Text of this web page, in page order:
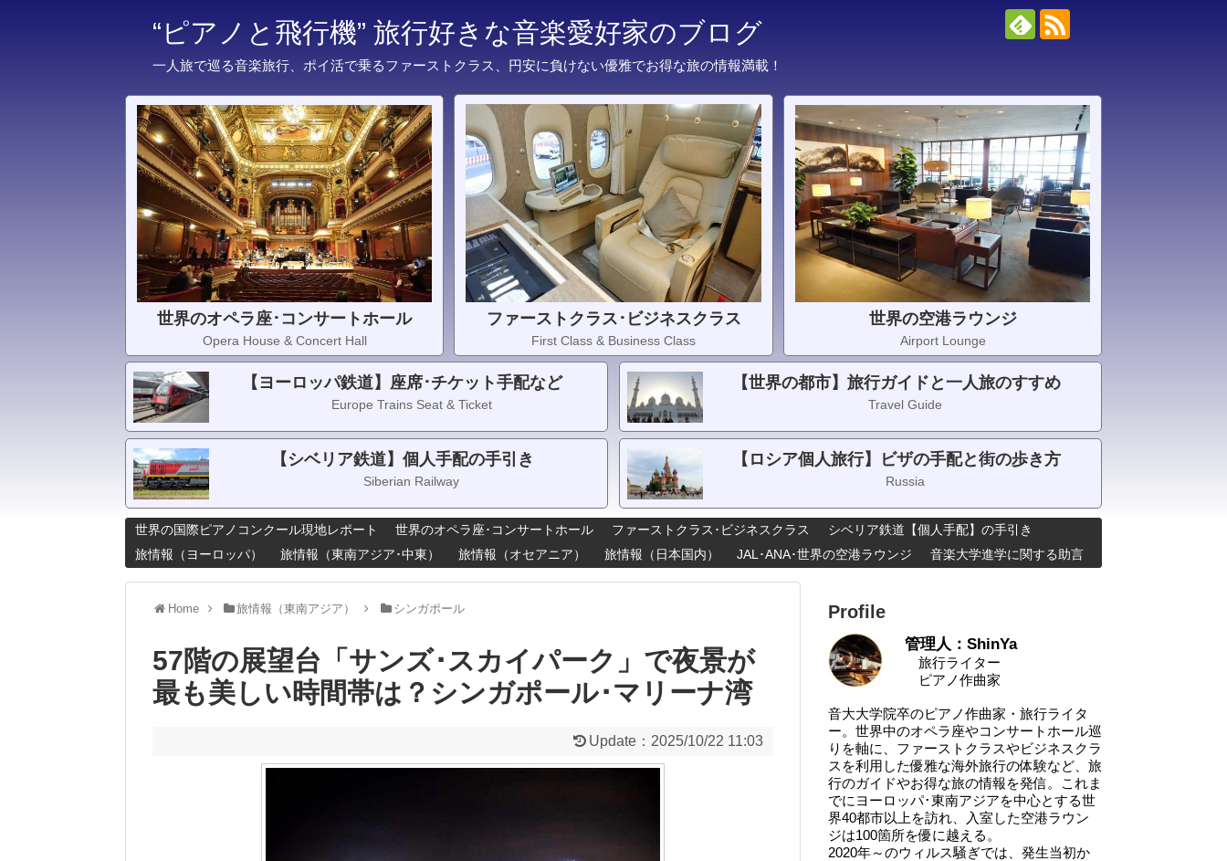
“ピアノと飛行機” 旅行好きな音楽愛好家のブログ
一人旅で巡る音楽旅行、ポイ活で乗るファーストクラス、円安に負けない優雅でお得な旅の情報満載！
世界のオペラ座･コンサートホール
Opera House & Concert Hall
ファーストクラス･ビジネスクラス
First Class & Business Class
世界の空港ラウンジ
Airport Lounge
【ヨーロッパ鉄道】座席･チケット手配など
Europe Trains Seat & Ticket
【シベリア鉄道】個人手配の手引き
Siberian Railway
【世界の都市】旅行ガイドと一人旅のすすめ
Travel Guide
【ロシア個人旅行】ビザの手配と街の歩き方
Russia
世界の国際ピアノコンクール現地レポート 世界のオペラ座･コンサートホール ファーストクラス･ビジネスクラス
シベリア鉄道【個人手配】の手引き
旅情報（ヨーロッパ）
旅情報（東南アジア･中東） 旅情報（オセアニア） 旅情報（日本国内） JAL･ANA･世界の空港ラウンジ 音楽大学進学に関する助言
Home 旅情報（東南アジア） シンガポール
57階の展望台「サンズ･スカイパーク」で夜景が
最も美しい時間帯は？シンガポール･マリーナ湾
Update： 2025/10/22 11:03
Profile
管理人：ShinYa
旅行ライター
ピアノ作曲家
音大大学院卒のピアノ作曲家・旅行ライタ
ー。世界中のオペラ座やコンサートホール巡
りを軸に、ファーストクラスやビジネスクラ
スを利用した優雅な海外旅行の体験など、旅
行のガイドやお得な旅の情報を発信。これま
でにヨーロッパ･東南アジアを中心とする世
界40都市以上を訪れ、入室した空港ラウン
ジは100箇所を優に越える。
2020年～のウィルス騒ぎでは、発生当初か